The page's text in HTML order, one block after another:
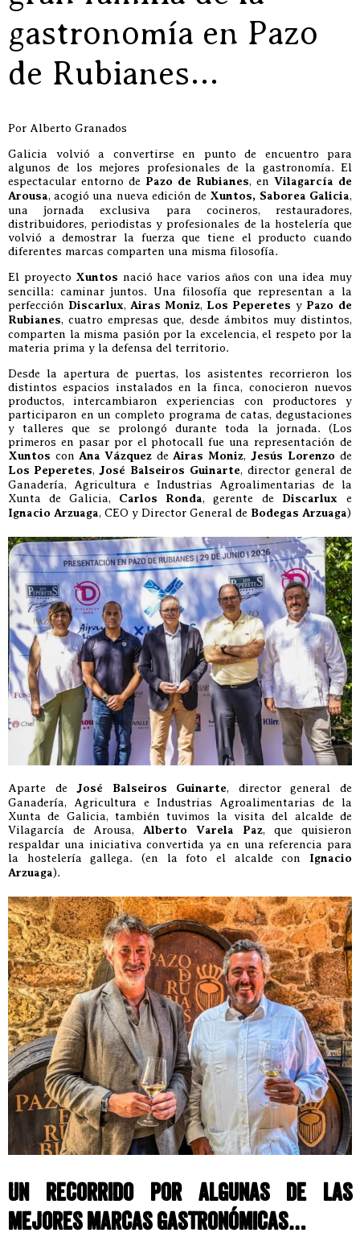
gastronomía en Pazo
de Rubianes…
Por Alberto Granados
Galicia volvió a convertirse en punto de encuentro para
algunos de los mejores profesionales de la gastronomía. El
espectacular entorno de Pazo de Rubianes, en Vilagarcía de
Arousa, acogió una nueva edición de Xuntos, Saborea Galicia,
una jornada exclusiva para cocineros, restauradores,
distribuidores, periodistas y profesionales de la hostelería que
volvió a demostrar la fuerza que tiene el producto cuando
diferentes marcas comparten una misma filosofía.
El proyecto Xuntos nació hace varios años con una idea muy
sencilla: caminar juntos. Una filosofía que representan a la
perfección Discarlux, Airas Moniz, Los Peperetes y Pazo de
Rubianes, cuatro empresas que, desde ámbitos muy distintos,
comparten la misma pasión por la excelencia, el respeto por la
materia prima y la defensa del territorio.
Desde la apertura de puertas, los asistentes recorrieron los
distintos espacios instalados en la finca, conocieron nuevos
productos, intercambiaron experiencias con productores y
participaron en un completo programa de catas, degustaciones
y talleres que se prolongó durante toda la jornada. (Los
primeros en pasar por el photocall fue una representación de
Xuntos con Ana Vázquez de Airas Moniz, Jesús Lorenzo de
Los Peperetes, José Balseiros Guinarte, director general de
Ganadería, Agricultura e Industrias Agroalimentarias de la
Xunta de Galicia, Carlos Ronda, gerente de Discarlux e
Ignacio Arzuaga, CEO y Director General de Bodegas Arzuaga)
Aparte de José Balseiros Guinarte, director general de
Ganadería, Agricultura e Industrias Agroalimentarias de la
Xunta de Galicia, también tuvimos la visita del alcalde de
Vilagarcía de Arousa, Alberto Varela Paz, que quisieron
respaldar una iniciativa convertida ya en una referencia para
la hostelería gallega. (en la foto el alcalde con Ignacio
Arzuaga).
Un recorrido por algunas de las
mejores marcas gastronómicas…